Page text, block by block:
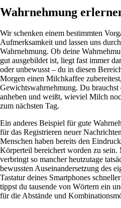
Wahrnehmung
Wir schenken einem bestimmten
Aufmerksamkeit und lassen uns
Wahrnehmung. Ob deine
gut ausgebildet ist, liegt fast immer
oder unbewusst – du in diesen
Morgen einen Milchkaffee
Gewichtswahrnehmung. Du
anheben und weißt, wieviel Milch
zum nächsten Tag.
Ein anderes Beispiel für gute
für das Registrieren neuer
Menschen haben bereits den
Körperteil bereichert worden zu sein.
verbringt so mancher heutzutage
bewussten Auseinandersetzung des
Tastatur deines Smartphones
tippst du tausende von Wörtern ein
für die Abstände und